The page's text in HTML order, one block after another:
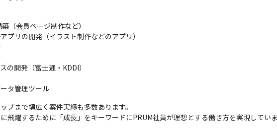
（会員ページ制作など）
プリの開発（イラスト制作などのアプリ）
の開発（富士通・KDDI）
タ管理ツール
プまで幅広く案件実績も多数あります。
飛躍するために「成長」をキーワードにPRUM社員が理想とする働き方を実現してい